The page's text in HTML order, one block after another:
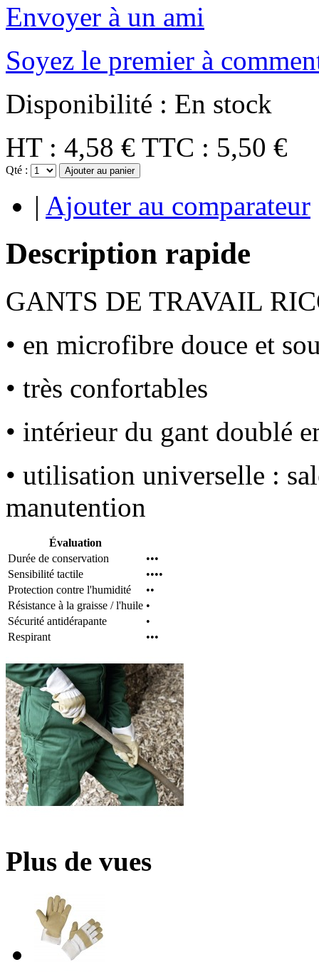
Envoyer à un ami
Soyez le premier à
Disponibilité : En stock
HT : 4,58 € TTC : 5,50 €
Qté : Ajouter au panier
| Ajouter au comparateur
Description rapide
GANTS DE TRAVAIL
• en microfibre douce et
• très confortables
• intérieur du gant doublé
• utilisation universelle :
manutention
Évaluation
Durée de conservation
•••
Sensibilité tactile
••••
Protection contre l'humidité
••
Résistance à la graisse / l'huile •
Sécurité antidérapante
•
Respirant
•••
Plus de vues